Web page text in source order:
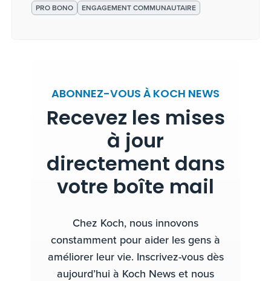
PRO BONO ENGAGEMENT COMMUNAUTAIRE
ABONNEZ-VOUS À KOCH NEWS
Recevez les mises
à jour
directement dans
votre boîte mail
Chez Koch, nous innovons
constamment pour aider les gens à
améliorer leur vie. Inscrivez-vous dès
aujourd’hui à Koch News et nous